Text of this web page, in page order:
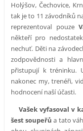
Holýšov, Čechovice,
tak je to 11 závodníků
reprezentoval pouze
někteří pro
nechuť. Děti na
zodpovědnosti a
přistupují k tréninku.
nakonec my, trenéři,
hodnocení naší účasti.
Vašek vyfasoval v
šest soupeřů a tato